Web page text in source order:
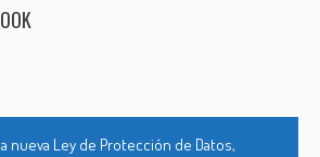
nueva Ley de Protección de Datos,